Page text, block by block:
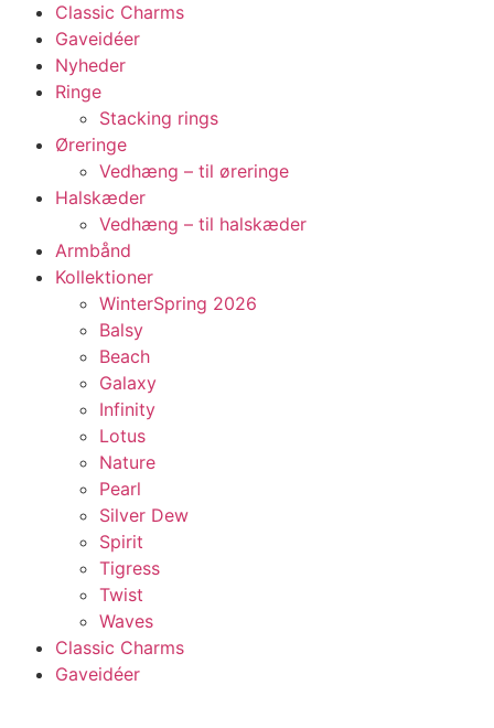
Classic Charms
Gaveidéer
Nyheder
Ringe
Stacking rings
Øreringe
Vedhæng – til øreringe
Halskæder
Vedhæng – til halskæder
Armbånd
Kollektioner
WinterSpring 2026
Balsy
Beach
Galaxy
Infinity
Lotus
Nature
Pearl
Silver Dew
Spirit
Tigress
Twist
Waves
Classic Charms
Gaveidéer